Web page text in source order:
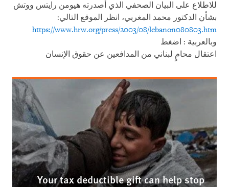
للاطلاع على البيان الصحفي الذي أصدرته هيومن رايتس ووتش
بشأن الدكتور محمد المغربي، انظر الموقع التالي:
https://www.hrw.org/press/2003/08/lebanon080803.htm
وبالعربية : اضغط
اعتقال محامٍ لبناني من المدافعين عن حقوق الإنسان
Your tax deductible gift can help stop